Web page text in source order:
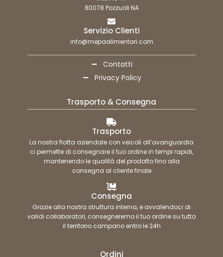
80078 Pozzuoli NA
Servizio Clienti
info@mepaalimentari.com
Contatti
Privacy Policy
Trasporto & Consegna
Trasporto
La nostra flotta aziendale con veicoli all’avanguardia
ci permette di consegnare il tuo ordine in tempi rapidi,
mantenendo le qualità del prodotto fino alla
consegna al cliente finale
Consegna
Grazie alla nostra struttura interna, e avvalendoci di
validi collaboratori, consegneremo il tuo ordine su tutto
il territorio campano entro le 24h
Ordini